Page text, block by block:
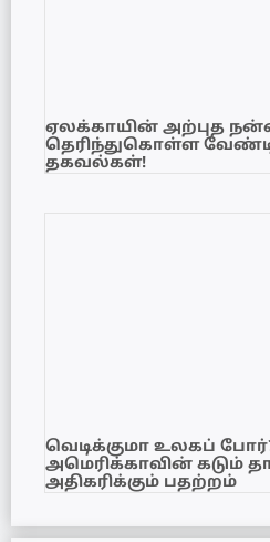
ஏலக்காயின் அற்புத
தெரிந்துகொள்ள
தகவல்கள்!
வெடிக்குமா உலகப்
அமெரிக்காவின் கடும்
அதிகரிக்கும் பதற்றம்